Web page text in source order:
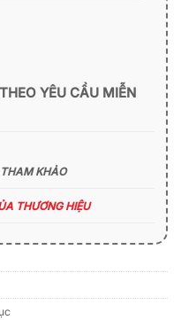
YÊU CẦU MIỄN
KHẢO
THƯƠNG HIỆU